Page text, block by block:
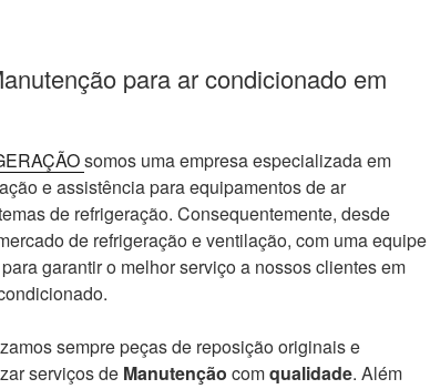
para ar condicionado em
somos uma empresa especializada em
e assistência para equipamentos de ar
de refrigeração. Consequentemente, desde
de refrigeração e ventilação, com uma equipe
garantir o melhor serviço a nossos clientes em
sempre peças de reposição originais e
serviços de Manutenção comqualidade. Além